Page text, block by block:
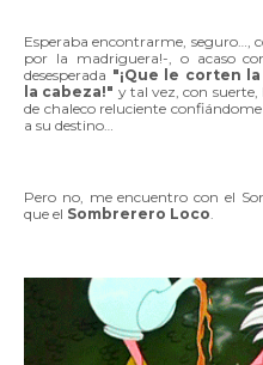
Esperaba encontrarme, seguro…,
por la madriguera!-, o acaso
desesperada "¡Que le corten
la cabeza!" y tal vez, con
de chaleco reluciente
a su destino…
Pero no, me encuentro con el
que el Sombrerero Loco